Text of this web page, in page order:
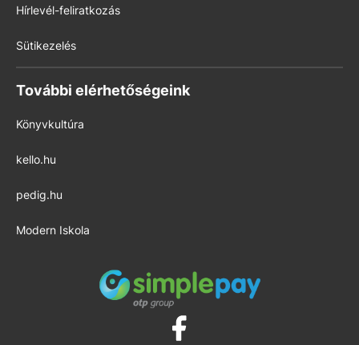
Hírlevél-feliratkozás
Sütikezelés
További elérhetőségeink
Könyvkultúra
kello.hu
pedig.hu
Modern Iskola